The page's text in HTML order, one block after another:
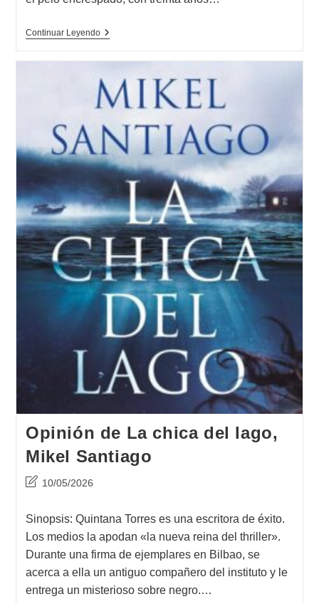
Continuar LeyendoOpinión
(Premio
Elsa
Morante
2024),
Silvia
Avallone
Opinión de La chica del lago,
Mikel Santiago
Última
la
entrada:
10/05/2026
Sinopsis: Quintana Torres es una escritora de éxito.
Los medios la apodan «la nueva reina del thriller».
Durante una firma de ejemplares en Bilbao, se
acerca a ella un antiguo compañero del instituto y le
entrega un misterioso sobre negro.…